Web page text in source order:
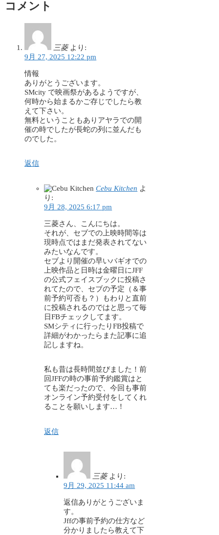
コメント
三菱 より:
9月 27, 2025 12:22 pm
情報
ありがとうございます。
SMcity で映画祭があるようですが、
何時から始まるかご存じでしたら教
えて下さい。
無料ということもありアヤラでの開
催の時でしたが長蛇の列に並んだも
のでした。
返信
Cebu Kitchen よ
り:
9月 28, 2025 6:17 pm
三菱さん、こんにちは。
それが、セブでの上映時間等は
現時点ではまだ発表されてない
みたいなんです。
セブより開催の早いバギオでの
上映作品と日時は金曜日にJFF
の公式フェイスブックに投稿さ
れてたので、セブの予定（＆事
前予約可否も？）もわりと直前
に投稿されるのではと思って毎
日FBチェックしてます。
SMシティに行ったりFB投稿で
詳細がわかったらまた記事に追
記しますね。
私も昔は長時間並びました！前
回JFFの時の事前予約鑑賞はと
ても楽だったので、今回も事前
オンライン予約受付をしてくれ
ることを願いします…！
返信
三菱 より:
9月 29, 2025 11:44 am
返信ありがとうございま
す。
Jffの事前予約の仕方など
分かりましたら教えて下